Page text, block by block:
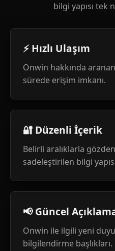
bilgi yapısı tek
⚡ Hızlı Ulaşım
Onwin hakkında
sürede erişim imkanı.
🔐 Düzenli İçerik
Belirli aralıklarla
sadeleştirilen bilgi
📢 Güncel
Onwin ile ilgili yeni
bilgilendirme başlıkları.